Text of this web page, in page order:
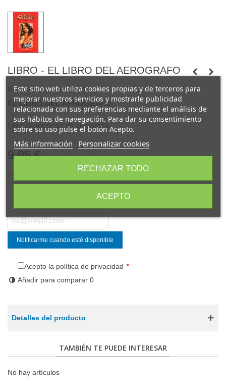
LIBRO - EL LIBRO DEL AEROGRAFO
Referencia: 84-87756-86
EL LIBRO DEL AEROGRAFO
Libro de tecnicas de aerografia.
9,95 € (impuestos inc.)
Notificarme cuando esté disponible
Acepto la política de privacidad *
Añadir para comparar 0
Detalles del producto
TAMBIÉN TE PUEDE INTERESAR
No hay artículos
Este sitio web utiliza cookies propias y de terceros para
mejorar nuestros servicios y mostrarle publicidad
relacionada con sus preferencias mediante el análisis de
sus hábitos de navegación. Para dar su consentimiento
sobre su uso pulse el botón Acepto.
Más información Personalizar cookies
RECHAZAR TODO
ACEPTO